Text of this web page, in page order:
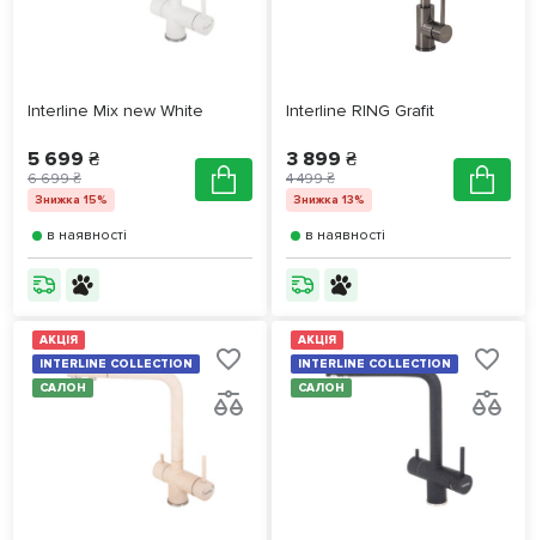
Interline Mix new White
5 699 ₴
6 699 ₴
Знижка 15%
в наявності
Interline RING Grafit
3 899 ₴
4 499 ₴
Знижка 13%
в наявності
АКЦІЯ
INTERLINE COLLECTION
САЛОН
АКЦІЯ
INTERLINE COLLECTION
САЛОН